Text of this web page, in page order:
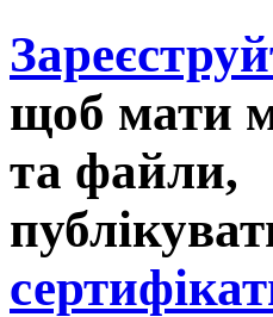
щоб мати
та файли,